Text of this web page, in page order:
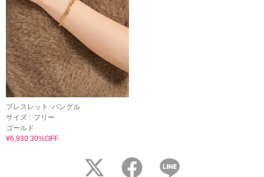
ブレスレット･バングル
サイズ : フリー
ゴールド
¥6,930 30%OFF
twitter facebook